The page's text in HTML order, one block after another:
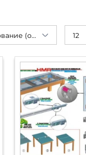
Наименование (от А до Я) 12